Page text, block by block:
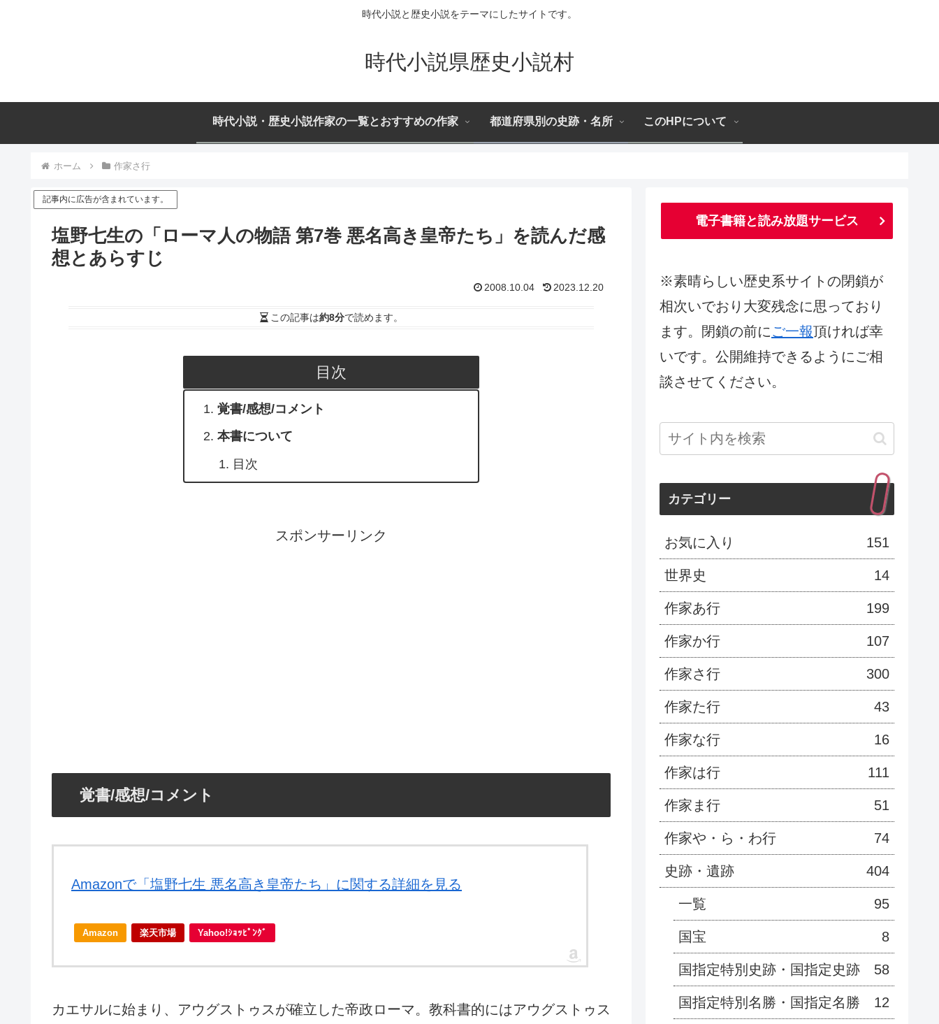
時代小説と歴史小説をテーマにしたサイトです。
時代小説県歴史小説村
時代小説・歴史小説作家の一覧とおすすめの作家 都道府県別の史跡・名所 このHPについて
ホーム 作家さ行
記事内に広告が含まれています。
塩野七生の「ローマ人の物語 第7巻 悪名高き皇帝たち」を読んだ感
想とあらすじ
2008.10.04 2023.12.20
この記事は約8分で読めます。
目次
覚書/感想/コメント
本書について
目次
スポンサーリンク
覚書/感想/コメント
Amazonで「塩野七生 悪名高き皇帝たち」に関する詳細を見る
Amazon 楽天市場 Yahoo!ｼｮｯﾋﾟﾝｸﾞ
カエサルに始まり、アウグストゥスが確立した帝政ローマ。教科書的にはアウグストゥス
電子書籍と読み放題サービス
※素晴らしい歴史系サイトの閉鎖が
相次いでおり大変残念に思っており
ます。閉鎖の前にご一報頂ければ幸
いです。公開維持できるようにご相
談させてください。
カテゴリー
お気に入り 151
世界史 14
作家あ行 199
作家か行 107
作家さ行 300
作家た行 43
作家な行 16
作家は行 111
作家ま行 51
作家や・ら・わ行 74
史跡・遺跡 404
一覧 95
国宝 8
国指定特別史跡・国指定史跡 58
国指定特別名勝・国指定名勝 12